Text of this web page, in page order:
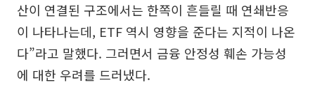
산이 연결된 구조에서는 한쪽이 흔들릴 때 연쇄반응
이 나타나는데, ETF 역시 영향을 준다는 지적이 나온
다”라고 말했다. 그러면서 금융 안정성 훼손 가능성
에 대한 우려를 드러냈다.